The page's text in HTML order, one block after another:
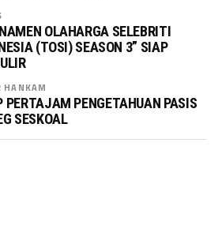
OLAHARGA SELEBRITI
(TOSI) SEASON 3” SIAP
HANKAM
PERTAJAM PENGETAHUAN PASIS
SESKOAL